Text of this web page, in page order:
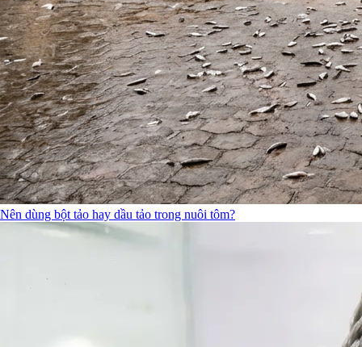
Nên dùng bột tảo hay dầu tảo trong nuôi tôm?